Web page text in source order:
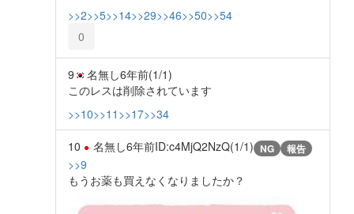
>>2>>5>>14>>29>>46>>50>>54
0
9 名無し6年前(1/1)
このレスは削除されています
>>10>>11 >>17>>34
10 名無し6年前ID:c4MjQ2NzQ(1/1) NG 報告
>>9
もうお薬も買えなくなりましたか？